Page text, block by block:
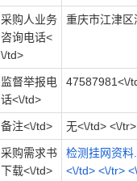
采购人业务
咨询电话<
\/td>
重庆市江津
监督举报电
话<\/td>
47587981<\/
备注<\/td> 无<\/td> <\/tr>
采购需求书
下载<\/td>
检测挂网资料
<\/td> <\/tr>